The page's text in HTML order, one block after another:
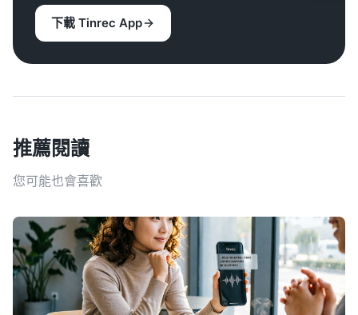
下載 Tinrec App
推薦閱讀
您可能也會喜歡